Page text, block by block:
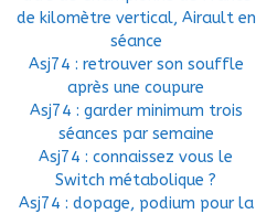
Niveau Points
50
de kilomètre vertical, Airault en
séance
Asj74 : retrouver son souffle
après une coupure
Asj74 : garder minimum trois
séances par semaine
Asj74 : connaissez vous le
Switch métabolique ?
Asj74 : dopage, podium pour la